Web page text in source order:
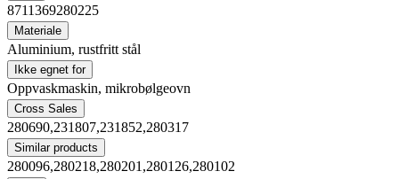
8711369280225
Materiale
Aluminium, rustfritt stål
Ikke egnet for
Oppvaskmaskin, mikrobølgeovn
Cross Sales
280690,231807,231852,280317
Similar products
280096,280218,280201,280126,280102